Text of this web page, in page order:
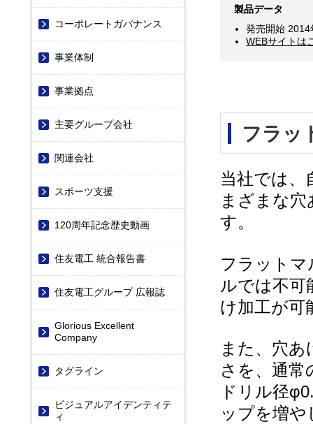
製品データ
発売開始 2014
WEBサイトは
フラッ
当社では、
まざまな
す。
フラットマ
ルでは不可
け加工が可
また、穴
さを、通常
ドリル径
ップを増
コーポレートガバナンス
事業体制
事業拠点
主要グループ会社
関連会社
スポーツ支援
120周年記念歴史動画
住友電工 統合報告書
住友電工グループ 広報誌
Glorious Excellent
Company
タグライン
ビジュアルアイデンティテ
ィ